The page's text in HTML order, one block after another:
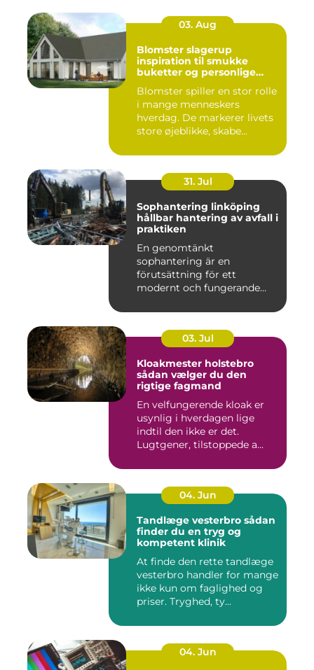
03. Aug
Blomster slagerup
inspiration til smukke
buketter og personlige
Blomster spiller en stor rolle
i mange menneskers
hverdag. De markerer livets
store øjeblikke, skabe...
31. Jul
Sophantering linköping
hållbar hantering av avfall i
praktiken
En genomtänkt
sophantering är en
förutsättning för ett
modernt och fungerande
03. Jul
Kloakmester holstebro
sådan vælger du den
rigtige fagmand
En velfungerende kloak er
usynlig i hverdagen lige
indtil den ikke er det.
Lugtgener, tilstoppede a...
04. Jun
Tandlæge vesterbro sådan
finder du en tryg og
kompetent klinik
At finde den rette tandlæge
vesterbro handler for mange
ikke kun om faglighed og
priser. Tryghed, ty...
04. Jun